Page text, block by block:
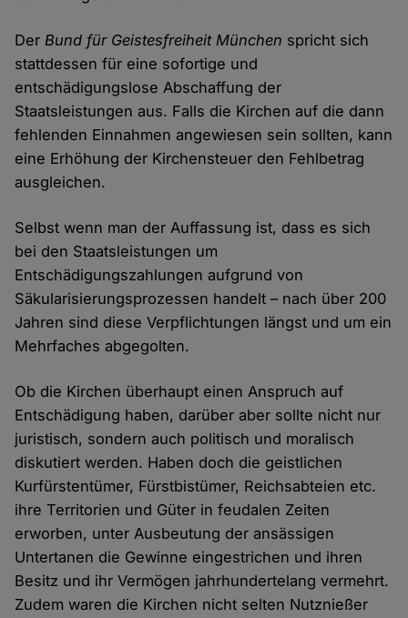
DerBund für Geistesfreiheit München spricht sich
stattdessen für eine sofortige und
entschädigungslose Abschaffung der
Staatsleistungen aus. Falls die Kirchen auf die dann
fehlenden Einnahmen angewiesen sein sollten, kann
eine Erhöhung der Kirchensteuer den Fehlbetrag
ausgleichen.
Selbst wenn man der Auffassung ist, dass es sich
bei den Staatsleistungen um
Entschädigungszahlungen aufgrund von
Säkularisierungsprozessen handelt – nach über 200
Jahren sind diese Verpflichtungen längst und um ein
Mehrfaches abgegolten.
Ob die Kirchen überhaupt einen Anspruch auf
Entschädigung haben, darüber aber sollte nicht nur
juristisch, sondern auch politisch und moralisch
diskutiert werden. Haben doch die geistlichen
Kurfürstentümer, Fürstbistümer, Reichsabteien etc.
ihre Territorien und Güter in feudalen Zeiten
erworben, unter Ausbeutung der ansässigen
Untertanen die Gewinne eingestrichen und ihren
Besitz und ihr Vermögen jahrhundertelang vermehrt.
Zudem waren die Kirchen nicht selten Nutznießer